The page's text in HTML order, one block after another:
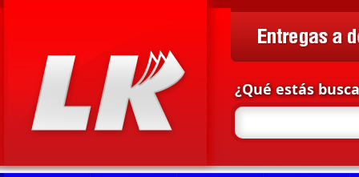
¿Qué estás